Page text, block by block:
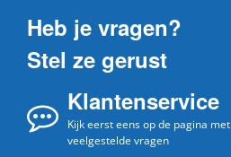
Heb je vragen?
Stel ze gerust
Klantenservice
Kijk eerst eens op de pagina met
veelgestelde vragen